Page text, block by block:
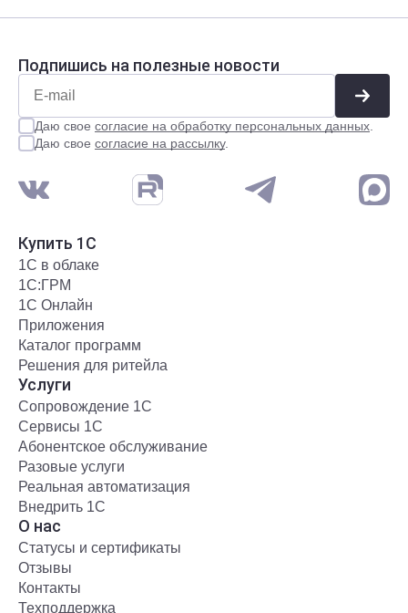
Подпишись на полезные новости
Даю свое согласие на обработку персональных данных
Даю свое согласие на рассылку.
Купить 1С
1С в облаке
1С:ГРМ
1С Онлайн
Приложения
Каталог программ
Решения для ритейла
Услуги
Сопровождение 1С
Сервисы 1С
Абонентское обслуживание
Разовые услуги
Реальная автоматизация
Внедрить 1С
О нас
Статусы и сертификаты
Отзывы
Контакты
Техподдержка